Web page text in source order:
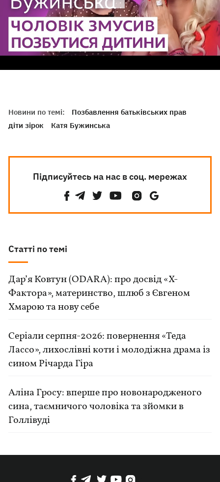
Новини по темі:
Позбавлення батьківських прав
діти зірок
Катя Бужинська
Підписуйтесь на нас в соц. мережах
Статті по темі
Дар’я Ковтун (ODARA): про досвід «Х-
Фактора», материнство, шлюб з Євгеном
Хмарою та нову себе
Серіали серпня-2026: повернення «Теда
Лассо», лихослівні коти і молодіжна драма із
сином Річарда Гіра
Аліна Гросу: вперше про новонародженого
сина, таємничого чоловіка та зйомки в
Голлівуді